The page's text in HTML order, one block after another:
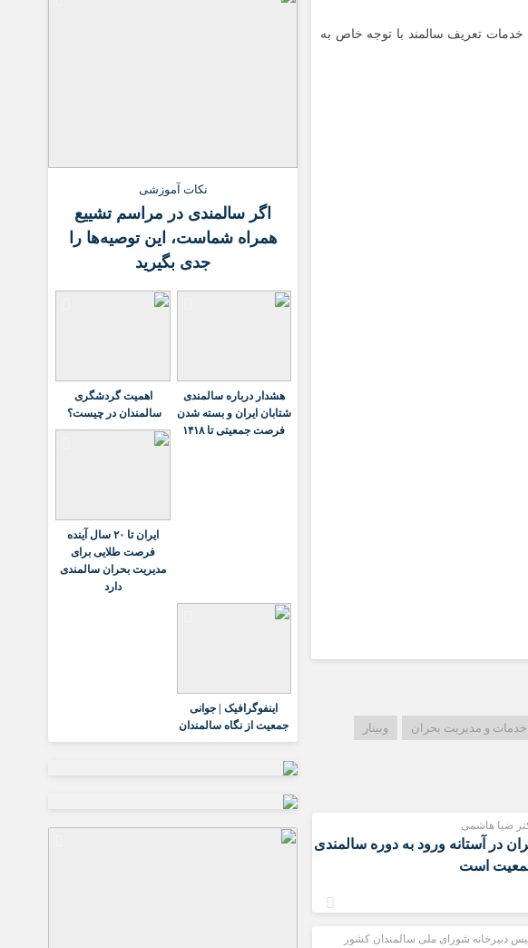
خدمات تعریف سالمند با توجه خاص به
خدمات و مدیریت بحران وبینار
ضیا هاشمی
در آستانه ورود به دوره سالمندی
است
دبیرخانه شورای ملی سالمندان کشور
نکات آموزشی
اگر سالمندی در مراسم تشییع
همراه شماست، این توصیه‌ها را
جدی بگیرید
هشدار درباره سالمندی
شتابان ایران و بسته شدن
فرصت جمعیتی تا ۱۴۱۸
اهمیت گردشگری
سالمندان در چیست؟
ایران تا ۲۰ سال آینده
فرصت طلایی برای
مدیریت بحران سالمندی
دارد
اینفوگرافیک | جوانی
جمعیت از نگاه سالمندان